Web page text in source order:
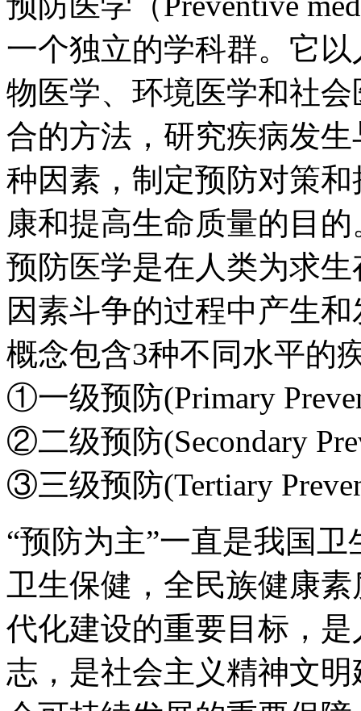
一个独立的学科群。它
物医学、环境医学和社
合的方法，研究疾病发
种因素，制定预防对策
康和提高生命质量的目
预防医学是在人类为求
因素斗争的过程中产生
概念包含3种不同水平的
①一级预防(Primary
②二级预防(Secondary
③三级预防(Tertiary
“预防为主”一直是我国
卫生保健，全民族健康
代化建设的重要目标，
志，是社会主义精神文